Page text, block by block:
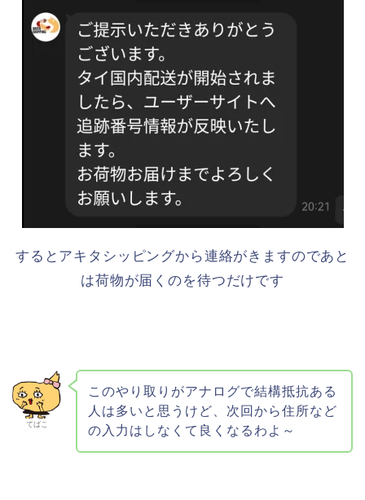
するとアキタシッピングから連絡がきますのであと
は荷物が届くのを待つだけです
てばこ
このやり取りがアナログで結構抵抗ある
人は多いと思うけど、次回から住所など
の入力はしなくて良くなるわよ～